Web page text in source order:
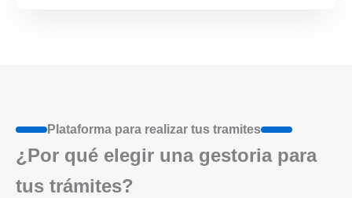
Plataforma para realizar tus tramites
¿Por qué elegir una gestoria para
tus trámites?